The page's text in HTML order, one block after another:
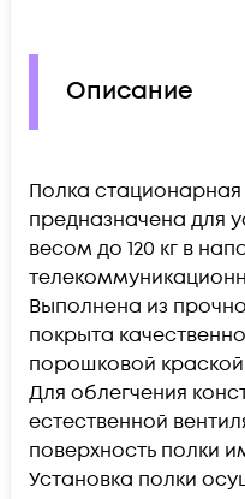
Описание
Полка
предназначена для
весом до 120 кг в
Выполнена из
покрыта
порошковой краской
Для облегчения
естественной
поверхность полки
Установка полки